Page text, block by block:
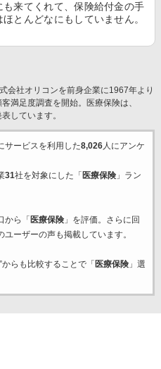
来てくれて、保険給付金の手
とんどなにもしていません。
会社オリコンを前身企業に1967年より
満足度調査を開始。医療保険は、
しています。
サービスを利用した8,026人にアンケ
31社を対象にした「 医療保険」ラン
から「 医療保険」を評価。さらに回
ーザーの声も掲載しています。
らも比較することで「 医療保険」選